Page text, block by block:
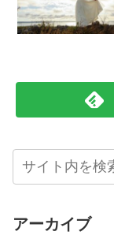
アーカイブ